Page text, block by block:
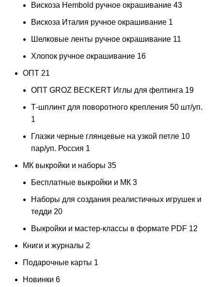
Вискоза Hembold ручное окрашивание 43
Вискоза Италия ручное окрашивание 1
Шелковые ленты ручное окрашивание 11
Хлопок ручное окрашивание 16
ОПТ 21
ОПТ GROZ BECKERT Иглы для фелтинга 19
Т-шплинт для поворотного крепления 50 шт/уп.
1
Глазки черные глянцевые на узкой петле 10
пар/уп. Россия 1
МК выкройки и наборы 35
Бесплатные выкройки и МК 3
Наборы для создания реалистичных игрушек и
тедди 20
Выкройки и мастер-классы в формате PDF 12
Книги и журналы 2
Подарочные карты 1
Новинки 6